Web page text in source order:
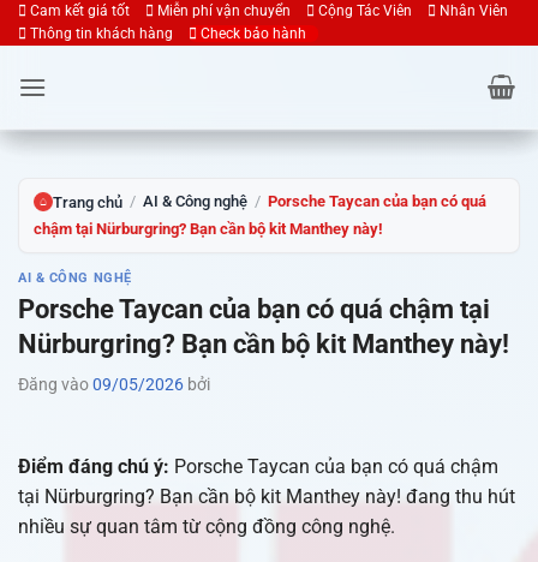
Bỏ
qua
nội
dung
Cam kết giá tốt Miễn phí vận chuyển Cộng Tác Viên
Nhân Viên
Thông tin khách hàng
Check bảo hành
⌂ Trang chủ / AI & Công nghệ / Porsche Taycan của bạn có quá
chậm tại Nürburgring? Bạn cần bộ kit Manthey này!
AI & CÔNG NGHỆ
Porsche Taycan của bạn có quá chậm tại
Nürburgring? Bạn cần bộ kit Manthey này!
Đăng vào09/05/2026 bởi
Điểm đáng chú ý: Porsche Taycan của bạn có quá chậm
tại Nürburgring? Bạn cần bộ kit Manthey này! đang thu hút
nhiều sự quan tâm từ cộng đồng công nghệ.